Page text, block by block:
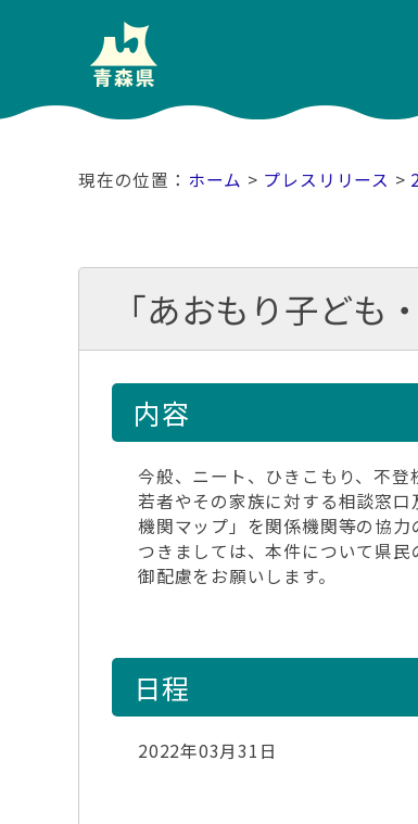
ホーム > プレスリリース >
「あおもり子ど
内容
今般、ニート、ひきこもり、不
若者やその家族に対する相談窓
機関マップ」を関係機関等の協力
つきましては、本件について県
御配慮をお願いします。
日程
2022年03月31日